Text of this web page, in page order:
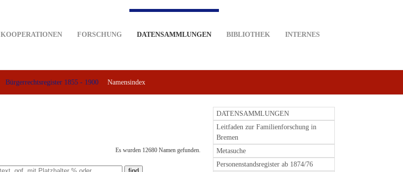
KOOPERATIONEN FORSCHUNG DATENSAMMLUNGEN BIBLIOTHEK INTERNES
Bürgerrechtsregister 1855 - 1900 Namensindex
DATENSAMMLUNGEN
Leitfaden zur Familienforschung in
Bremen
Metasuche
Personenstandsregister ab 1874/76